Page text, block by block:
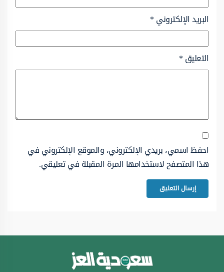
البريد الإلكتروني*
التعليق*
احفظ اسمي، بريدي الإلكتروني، والموقع الإلكتروني في
هذا المتصفح لاستخدامها المرة المقبلة في تعليقي.